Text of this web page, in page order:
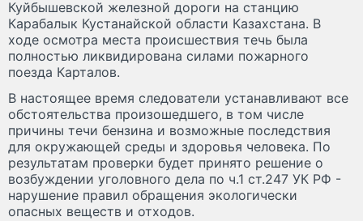
Куйбышевской железной дороги на станцию
Карабалык Кустанайской области Казахстана. В
ходе осмотра места происшествия течь была
полностью ликвидирована силами пожарного
поезда Карталов.
В настоящее время следователи устанавливают все
обстоятельства произошедшего, в том числе
причины течи бензина и возможные последствия
для окружающей среды и здоровья человека. По
результатам проверки будет принято решение о
возбуждении уголовного дела по ч.1 ст.247 УК РФ -
нарушение правил обращения экологически
опасных веществ и отходов.